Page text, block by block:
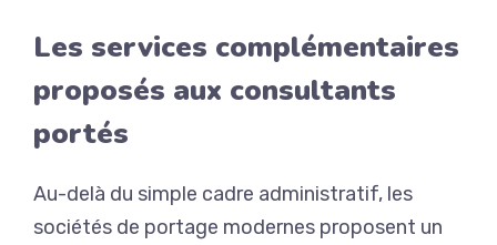
Les services complémentaires
proposés aux consultants
portés
Au-delà du simple cadre administratif, les
sociétés de portage modernes proposent un